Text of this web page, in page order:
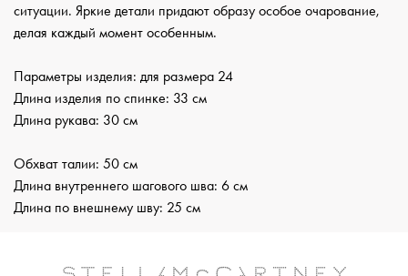
ситуации. Яркие детали придают образу особое очарование,
делая каждый момент особенным.
Параметры изделия: для размера 24
Длина изделия по спинке: 33 см
Длина рукава: 30 см
Обхват талии: 50 см
Длина внутреннего шагового шва: 6 см
Длина по внешнему шву: 25 см